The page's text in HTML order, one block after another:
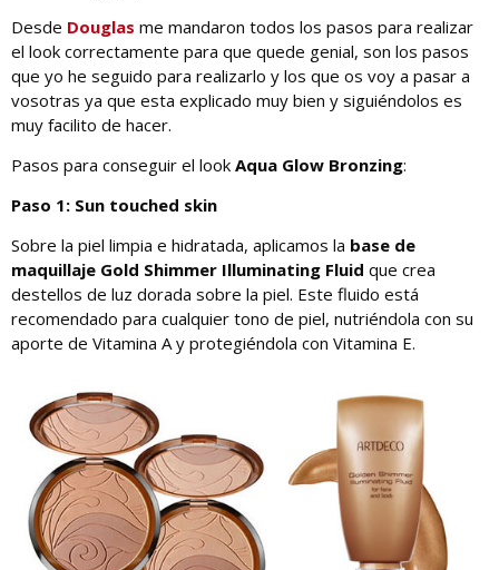
Desde Douglas me mandaron todos los pasos para realizar
el look correctamente para que quede genial, son los pasos
que yo he seguido para realizarlo y los que os voy a pasar a
vosotras ya que esta explicado muy bien y siguiéndolos es
muy facilito de hacer.
Pasos para conseguir el look Aqua Glow Bronzing:
Paso 1: Sun touched skin
Sobre la piel limpia e hidratada, aplicamos la base de
maquillaje Gold Shimmer Illuminating Fluid que crea
destellos de luz dorada sobre la piel. Este fluido está
recomendado para cualquier tono de piel, nutriéndola con su
aporte de Vitamina A y protegiéndola con Vitamina E.